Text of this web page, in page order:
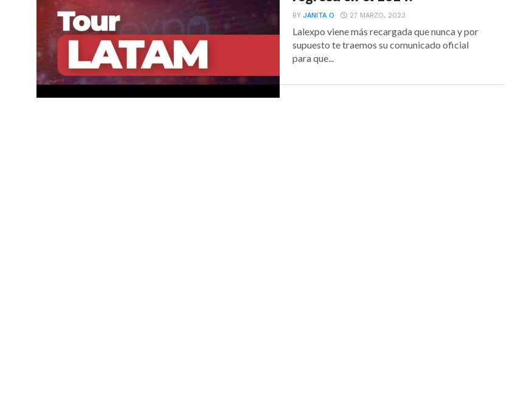
BYJANITA O 27 MARZO, 2023
Lalexpo viene más recargada que nunca y por
supuesto te traemos su comunicado oficial
para que...